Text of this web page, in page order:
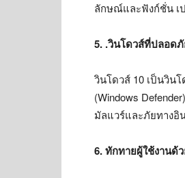
ลักษณ์และฟังก์ชั่น เ
5. .วินโดวส์ที่ปลอด
วินโดวส์ 10 เป็นวิน
(Windows
มัลแวร์และภัยทางอิ
6. ทักทายผู้ใช้งานด้